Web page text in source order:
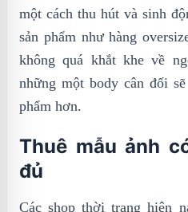
một cách thu hút và sinh
sản phẩm như hàng
không quá khắt khe về
những một body cân đối
phẩm hơn.
Thuê mẫu ảnh
đủ
Các shop thời trang hiện